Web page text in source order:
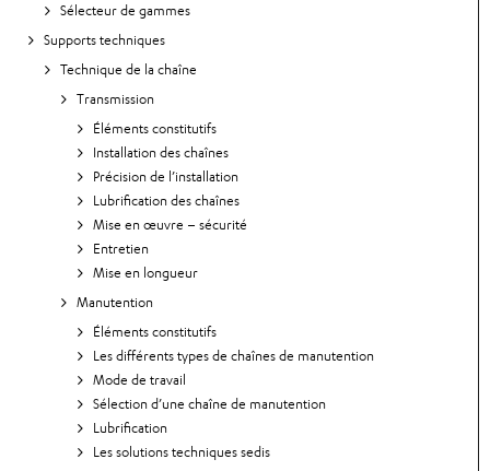
Sélecteur de gammes
Supports techniques
Technique de la chaîne
Transmission
Éléments constitutifs
Installation des chaînes
Précision de l’installation
Lubrification des chaînes
Mise en œuvre – sécurité
Entretien
Mise en longueur
Manutention
Éléments constitutifs
Les différents types de chaînes de manutention
Mode de travail
Sélection d’une chaîne de manutention
Lubrification
Les solutions techniques sedis